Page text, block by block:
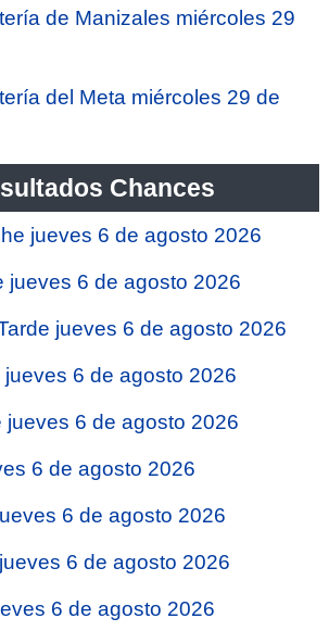
de Manizales miércoles 29
del Meta miércoles 29 de
Chances
jueves 6 de agosto 2026
jueves 6 de agosto 2026
jueves 6 de agosto 2026
jueves 6 de agosto 2026
jueves 6 de agosto 2026
6 de agosto 2026
6 de agosto 2026
6 de agosto 2026
6 de agosto 2026